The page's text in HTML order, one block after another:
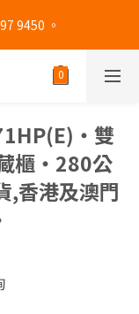
/ 星期日及公眾假期
9450 。
/ 星期日及公眾假期
雙
櫃‧280公
香港及澳門